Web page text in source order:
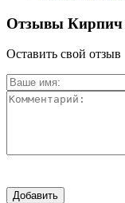
Отзывы Кирпич
Оставить свой отзыв